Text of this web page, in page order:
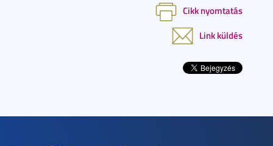
Cikk nyomtatás
Link küldés